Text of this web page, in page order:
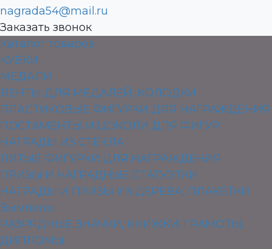
nagrada54@mail.ru
Заказать звонок
Каталог товаров
КУБКИ
МЕДАЛИ
ЛЕНТЫ ДЛЯ МЕДАЛЕЙ, КОЛОДКИ
ПЛАСТИКОВЫЕ ФИГУРКИ ДЛЯ НАГРАЖДЕНИЯ
ПОСТАМЕНТЫ И ЦОКОЛИ ДЛЯ ФИГУР
НАГРАДЫ ИЗ СТЕКЛА
ЛИТЫЕ ФИГУРКИ ДЛЯ НАГРАЖДЕНИЯ
ПРИЗЫ И НАГРАДНЫЕ СТАТУЭТКИ
НАГРАДЫ И ПРИЗЫ ИЗ ДЕРЕВА, ПЛАКЕТКИ
Вымпелы
РАЗРЯДНЫЕ ЗНАЧКИ, КНИЖКИ, ГРАМОТЫ,
ДИПЛОМЫ